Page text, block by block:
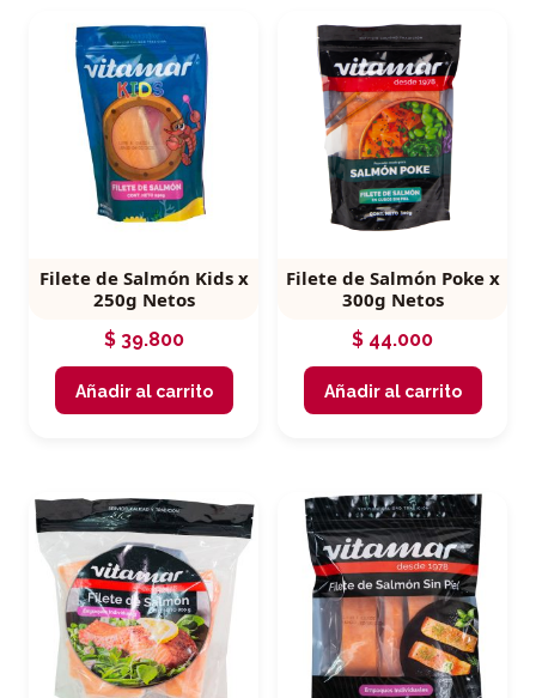
Filete de Salmón Kids x
250g Netos
$39.800
Añadir al carrito
Filete de Salmón Poke x
300g Netos
$ 44.000
Añadir al carrito